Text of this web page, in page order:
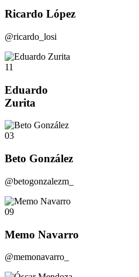
Ricardo López
@ricardo_losi
11
Eduardo
Zurita
03
Beto González
@betogonzalezm_
09
Memo Navarro
@memonavarro_